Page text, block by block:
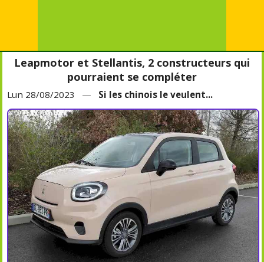
Leapmotor et Stellantis, 2 constructeurs qui
pourraient se compléter
Lun 28/08/2023 — Si les chinois le veulent...